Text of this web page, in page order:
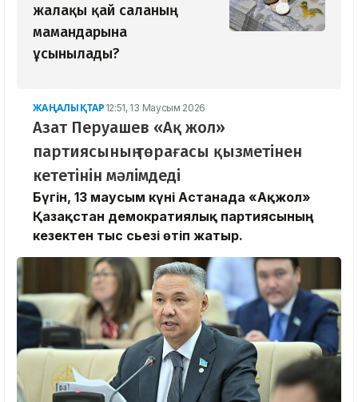
жалақы қай саланың
мамандарына
ұсынылады?
ЖАҢАЛЫҚТАР 12:51, 13 Маусым 2026
Азат Перуашев «Ақ жол»
партиясының төрағасы қызметінен
кететінін мәлімдеді
Бүгін, 13 маусым күні Астанада «Ақжол»
Қазақстан демократиялық партиясының
кезектен тыс сьезі өтіп жатыр.